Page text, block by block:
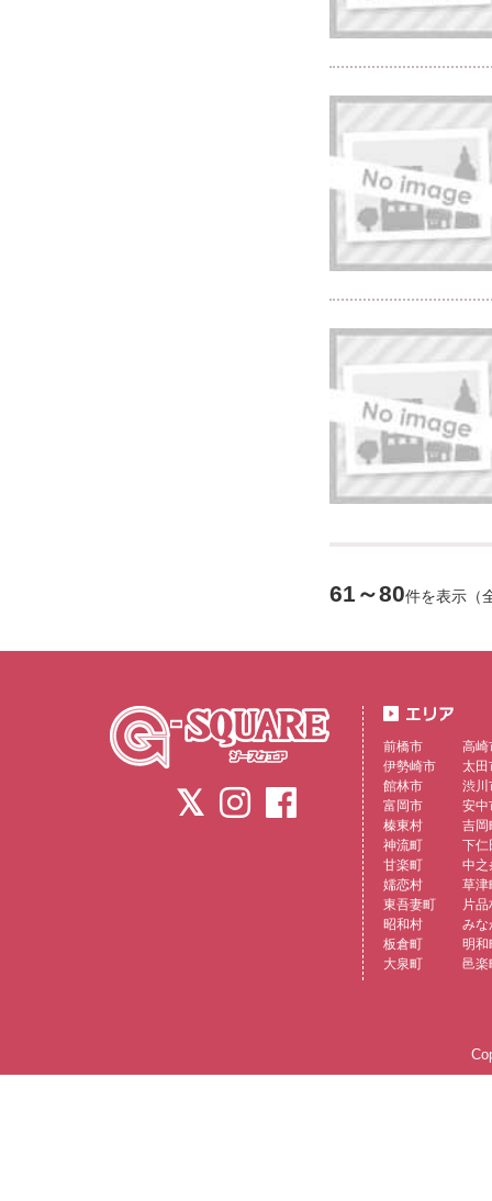
61～80件を表示（
前橋市
高崎
伊勢崎市
太田
館林市
渋川
富岡市
安中
榛東村
吉岡
神流町
下仁
甘楽町
中之
嬬恋村
草津
東吾妻町
片品
昭和村
みな
板倉町
明和
大泉町
邑楽